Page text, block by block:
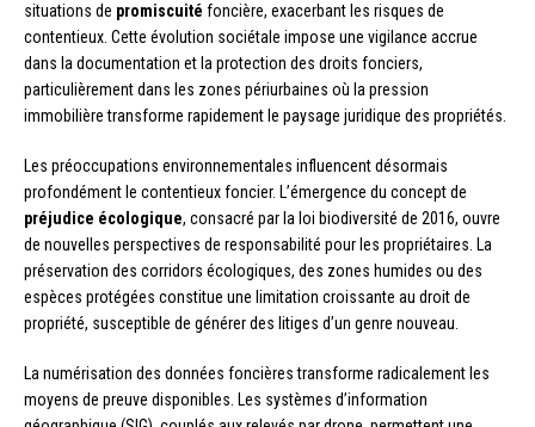
situations de promiscuité foncière, exacerbant les risques de
contentieux. Cette évolution sociétale impose une vigilance accrue
dans la documentation et la protection des droits fonciers,
particulièrement dans les zones périurbaines où la pression
immobilière transforme rapidement le paysage juridique des propriétés.
Les préoccupations environnementales influencent désormais
profondément le contentieux foncier. L’émergence du concept de
préjudice écologique, consacré par la loi biodiversité de 2016, ouvre
de nouvelles perspectives de responsabilité pour les propriétaires. La
préservation des corridors écologiques, des zones humides ou des
espèces protégées constitue une limitation croissante au droit de
propriété, susceptible de générer des litiges d’un genre nouveau.
La numérisation des données foncières transforme radicalement les
moyens de preuve disponibles. Les systèmes d’information